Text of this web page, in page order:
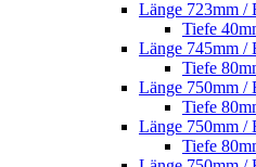
Länge 723mm /
Tiefe
Länge 745mm /
Tiefe
Länge 750mm /
Tiefe
Länge 750mm /
Tiefe